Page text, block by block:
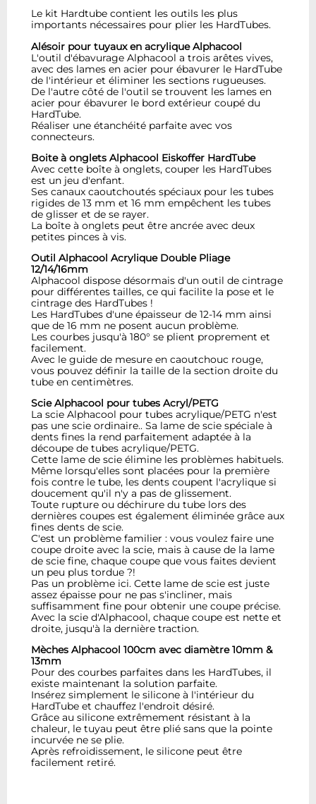
Le kit Hardtube contient les outils les plus
importants nécessaires pour plier les HardTubes.
Alésoir pour tuyaux en acrylique Alphacool
L'outil d'ébavurage Alphacool a trois arêtes vives,
avec des lames en acier pour ébavurer le HardTube
de l'intérieur et éliminer les sections rugueuses.
De l'autre côté de l'outil se trouvent les lames en
acier pour ébavurer le bord extérieur coupé du
HardTube.
Réaliser une étanchéité parfaite avec vos
connecteurs.
Boite à onglets Alphacool Eiskoffer HardTube
Avec cette boîte à onglets, couper les HardTubes
est un jeu d'enfant.
Ses canaux caoutchoutés spéciaux pour les tubes
rigides de 13 mm et 16 mm empêchent les tubes
de glisser et de se rayer.
La boîte à onglets peut être ancrée avec deux
petites pinces à vis.
Outil Alphacool Acrylique Double Pliage
12/14/16mm
Alphacool dispose désormais d'un outil de cintrage
pour différentes tailles, ce qui facilite la pose et le
cintrage des HardTubes !
Les HardTubes d'une épaisseur de 12-14 mm ainsi
que de 16 mm ne posent aucun problème.
Les courbes jusqu'à 180° se plient proprement et
facilement.
Avec le guide de mesure en caoutchouc rouge,
vous pouvez définir la taille de la section droite du
tube en centimètres.
Scie Alphacool pour tubes Acryl/PETG
La scie Alphacool pour tubes acrylique/PETG n'est
pas une scie ordinaire.. Sa lame de scie spéciale à
dents fines la rend parfaitement adaptée à la
découpe de tubes acrylique/PETG.
Cette lame de scie élimine les problèmes habituels.
Même lorsqu'elles sont placées pour la première
fois contre le tube, les dents coupent l'acrylique si
doucement qu'il n'y a pas de glissement.
Toute rupture ou déchirure du tube lors des
dernières coupes est également éliminée grâce aux
fines dents de scie.
C'est un problème familier : vous voulez faire une
coupe droite avec la scie, mais à cause de la lame
de scie fine, chaque coupe que vous faites devient
un peu plus tordue ?!
Pas un problème ici. Cette lame de scie est juste
assez épaisse pour ne pas s'incliner, mais
suffisamment fine pour obtenir une coupe précise.
Avec la scie d'Alphacool, chaque coupe est nette et
droite, jusqu'à la dernière traction.
Mèches Alphacool 100cm avec diamètre 10mm &
13mm
Pour des courbes parfaites dans les HardTubes, il
existe maintenant la solution parfaite.
Insérez simplement le silicone à l'intérieur du
HardTube et chauffez l'endroit désiré.
Grâce au silicone extrêmement résistant à la
chaleur, le tuyau peut être plié sans que la pointe
incurvée ne se plie.
Après refroidissement, le silicone peut être
facilement retiré.